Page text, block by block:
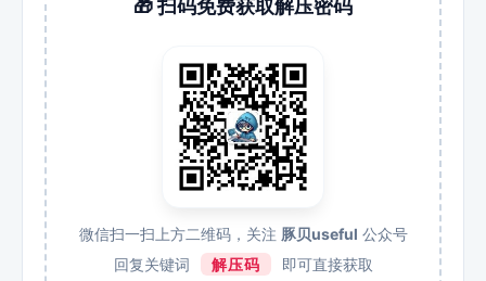
🎁 扫码免费获取解压密码
微信扫一扫上方二维码，关注 豚贝useful 公众号
回复关键词
解压码 即可直接获取